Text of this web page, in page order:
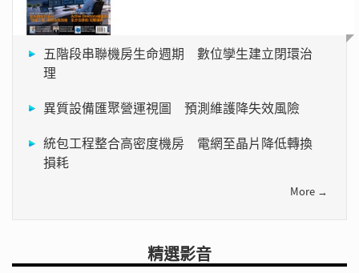
五階段串聯機房生命週期 數位孿生建立閉環治
理
異質設備匯聚營運視圖 預測維護降失效風險
統包工程整合高密度機房 電網至晶片降低轉換
損耗
More →
精選影音